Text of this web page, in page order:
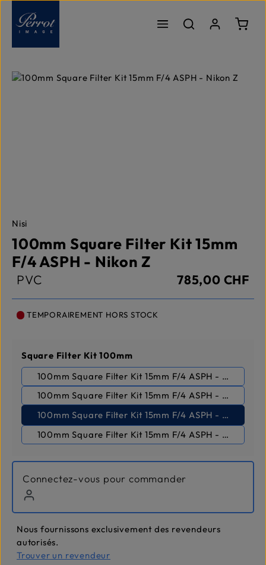
Passer au contenu principal
Le
Ignorer la galerie d'images
Nisi
100mm Square Filter Kit 15mm
F/4 ASPH - Nikon Z
PVC 785,00 CHF
TEMPORAIREMENT HORS STOCK
Sélectionnez
Square Filter Kit 100mm
100mm Square Filter Kit 15mm F/4 ASPH - Canon RF
100mm Square Filter Kit 15mm F/4 ASPH - Fujifilm X
100mm Square Filter Kit 15mm F/4 ASPH - Nikon Z
100mm Square Filter Kit 15mm F/4 ASPH - Sony E-
Connectez-vous pour commander
Nous fournissons exclusivement des revendeurs
autorisés.
Trouver un revendeur